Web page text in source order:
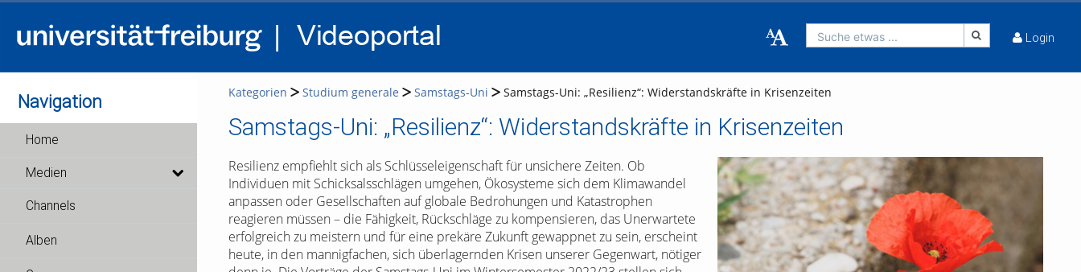
Suche etwas ... Login
Navigation
Home
Medien
Channels
Alben
Kategorien Studium generale Samstags-Uni Samstags-Uni: „Resilienz“: Widerstandskräfte in Krisenzeiten
Samstags-Uni: „Resilienz“: Widerstandskräfte in Krisenzeiten
Resilienz empfiehlt sich als Schlüsseleigenschaft für unsichere Zeiten. Ob
Individuen mit Schicksalsschlägen umgehen, Ökosysteme sich dem Klimawandel
anpassen oder Gesellschaften auf globale Bedrohungen und Katastrophen
reagieren müssen – die Fähigkeit, Rückschläge zu kompensieren, das Unerwartete
erfolgreich zu meistern und für eine prekäre Zukunft gewappnet zu sein, erscheint
heute, in den mannigfachen, sich überlagernden Krisen unserer Gegenwart, nötiger